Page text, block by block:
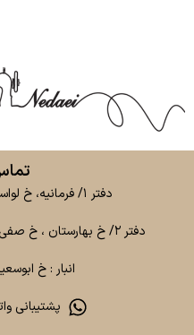
دفتر ۱/ فرمانیه، خ لواسانی غربی ، نبش ک حوری
دفتر ۲/ خ بهارستان ، خ صفی علیشاه ، نبش ک حاجی شعبان
انبار : خ
پشتیبانی واتسپ